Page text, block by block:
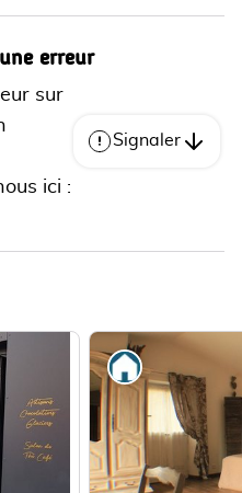
erreur
sur
ici :
Signaler
Où dormir